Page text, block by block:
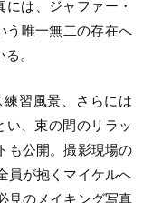
は、ジャファー・
う唯一無二の存在へ
。
習風景、さらには
い、束の間のリラッ
も公開。撮影現場の
員が抱くマイケルへ
見のメイキング写真